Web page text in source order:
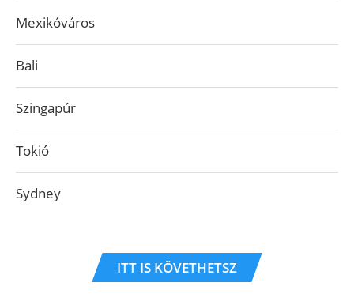
Mexikóváros
Bali
Szingapúr
Tokió
Sydney
ITT IS KÖVETHETSZ